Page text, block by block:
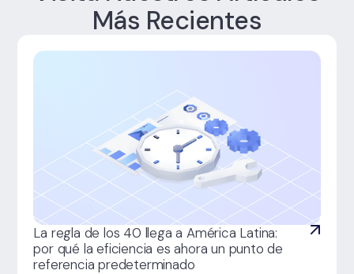
Más Recientes
La regla de los 40 llega a América Latina:
por qué la eficiencia es ahora un punto de
referencia predeterminado